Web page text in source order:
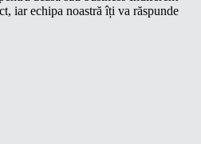
iar echipa noastră îți va răspunde